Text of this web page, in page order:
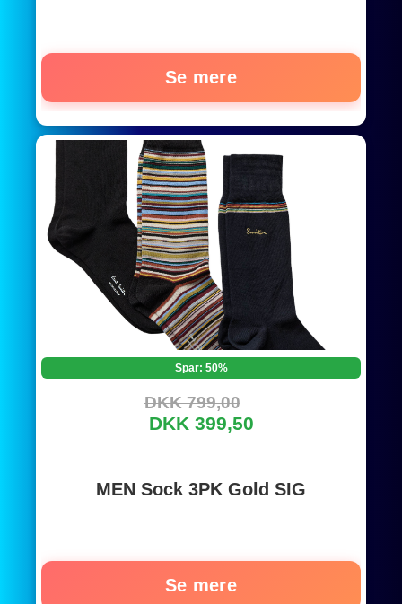
Se mere
Spar: 50%
DKK 799,00
DKK 399,50
MEN Sock 3PK Gold SIG
Se mere